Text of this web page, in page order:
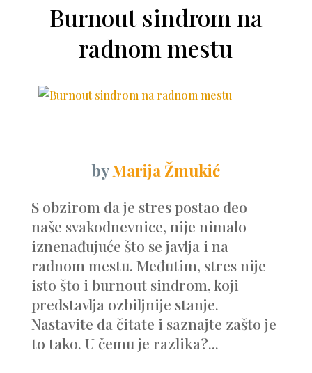
Burnout sindrom na
radnom mestu
byMarija Žmukić
S obzirom da je stres postao deo
naše svakodnevnice, nije nimalo
iznenađujuće što se javlja i na
radnom mestu. Međutim, stres nije
isto što i burnout sindrom, koji
predstavlja ozbiljnije stanje.
Nastavite da čitate i saznajte zašto je
to tako. U čemu je razlika?...